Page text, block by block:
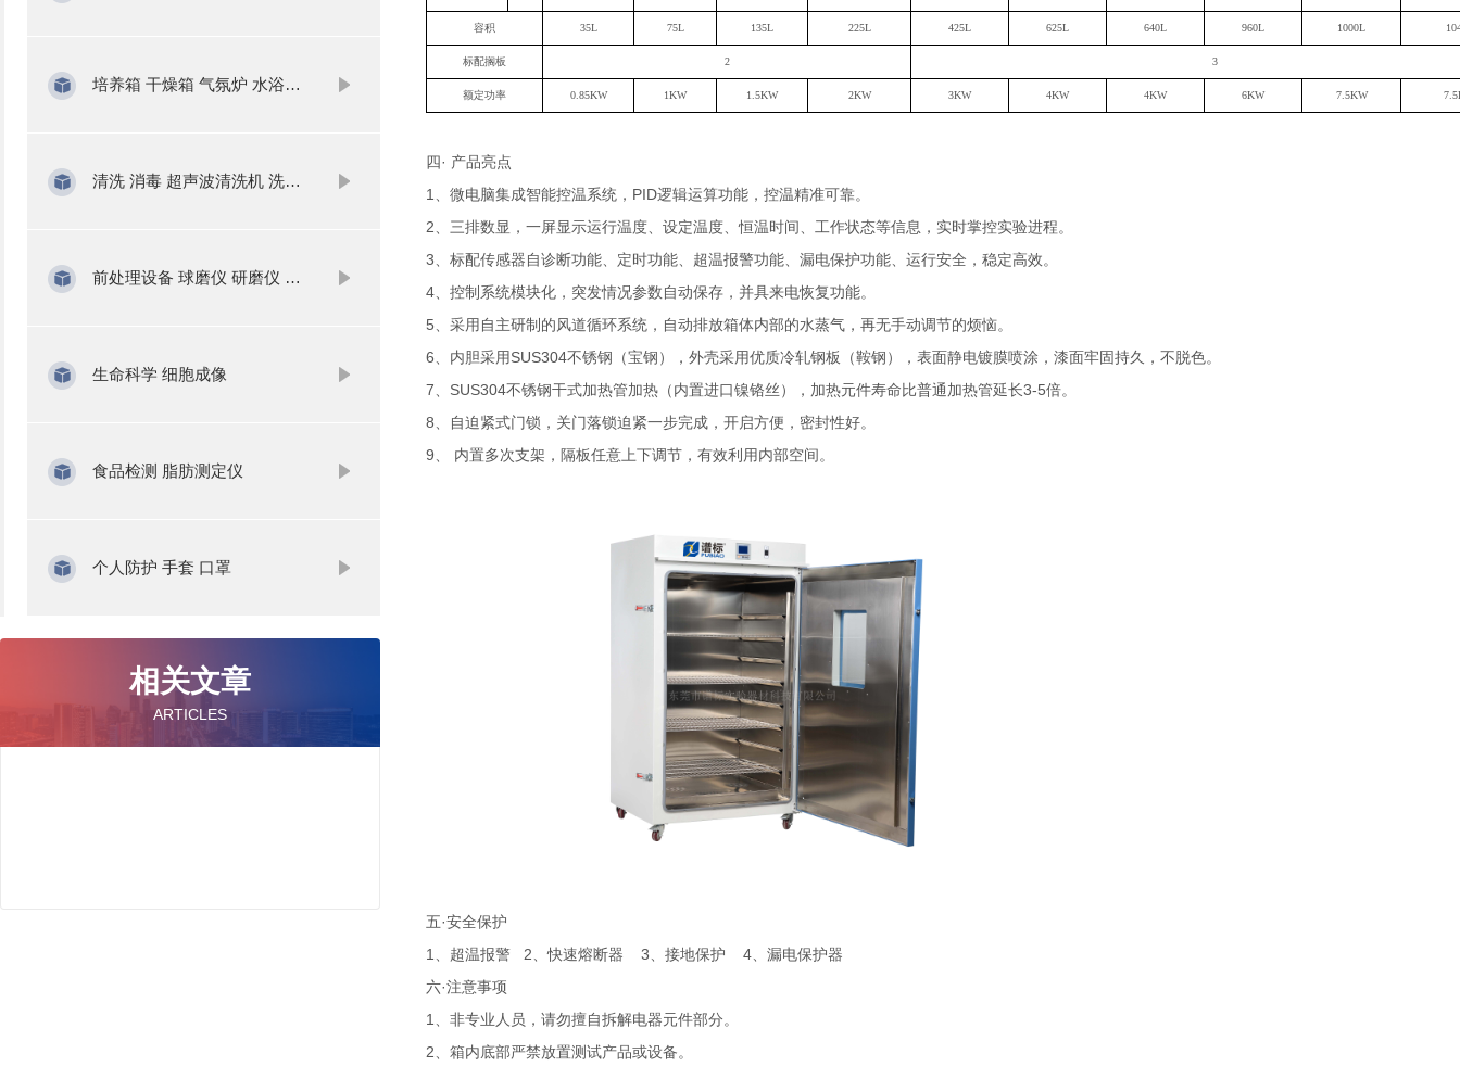
培养箱 干燥箱 气氛炉 水浴锅 振荡器
清洗 消毒 超声波清洗机 洗瓶机
前处理设备 球磨仪 研磨仪 氮吹仪 固相萃取
生命科学 细胞成像
食品检测 脂肪测定仪
个人防护 手套 口罩
相关文章
ARTICLES
容积 35L 75L 135L 225L 425L 625L 640L 960L 1000L
标配搁板 2 3
额定功率 0. 85KW 1KW 1.5KW 2KW 3KW 4KW 4KW 6KW 7.5KW
四· 产品亮点
1、微电脑集成智能控温系统，PID逻辑运算功能，控温精准可靠。
2、三排数显，一屏显示运行温度、设定温度、恒温时间、工作状态等信息，实时掌控实验进程。
3、标配传感器自诊断功能、定时功能、超温报警功能、漏电保护功能、运行安全，稳定高效。
4、控制系统模块化，突发情况参数自动保存，并具来电恢复功能。
5、采用自主研制的风道循环系统，自动排放箱体内部的水蒸气，再无手动调节的烦恼。
6、内胆采用SUS304不锈钢（宝钢），外壳采用优质冷轧钢板（鞍钢），表面静电镀膜喷涂，漆面牢固持久，不脱色。
7、SUS304不锈钢干式加热管加热（内置进口镍铬丝），加热元件寿命比普通加热管延长3-5倍。
8、自迫紧式门锁，关门落锁迫紧一步完成，开启方便，密封性好。
9、 内置多次支架，隔板任意上下调节，有效利用内部空间。
五·安全保护
1、超温报警 2、快速熔断器 3、接地保护 4、漏电保护器
六·注意事项
1、非专业人员，请勿擅自拆解电器元件部分。
2、箱内底部严禁放置测试产品或设备。